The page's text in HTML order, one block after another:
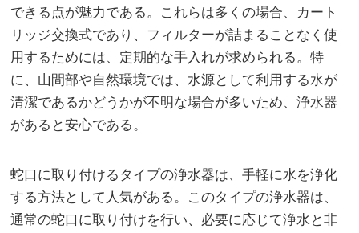
できる点が魅力である。これらは多くの場合、カート
リッジ交換式であり、フィルターが詰まることなく使
用するためには、定期的な手入れが求められる。特
に、山間部や自然環境では、水源として利用する水が
清潔であるかどうかが不明な場合が多いため、浄水器
があると安心である。
蛇口に取り付けるタイプの浄水器は、手軽に水を浄化
する方法として人気がある。このタイプの浄水器は、
通常の蛇口に取り付けを行い、必要に応じて浄水と非